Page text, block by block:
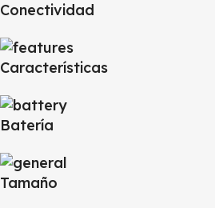
Conectividad
Características
Batería
Tamaño